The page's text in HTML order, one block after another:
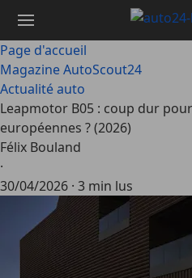
contenu
principal
Page d'accueil
Magazine AutoScout24
Actualité auto
Leapmotor B05 : coup dur
européennes ? (2026)
Félix Bouland
·
30/04/2026 · 3 min lus